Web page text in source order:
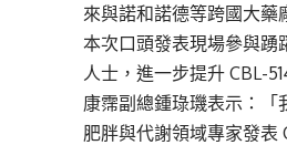
來與諾和諾德等跨國大藥
本次口頭發表現場參與踴
人士，進一步提升 CBL-
康霈副總鍾琭璣表示：「
肥胖與代謝領域專家發表